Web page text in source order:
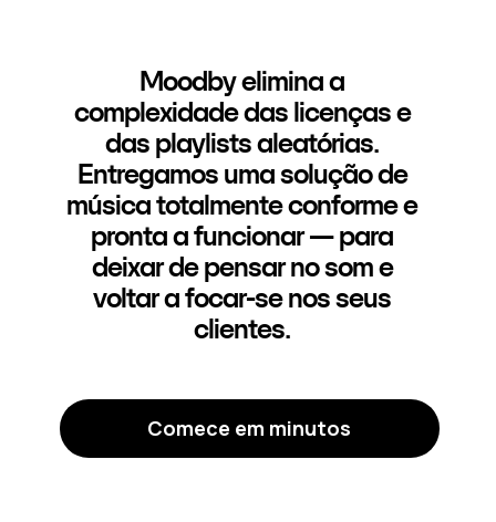
Moodby elimina a
complexidade das licenças e
das playlists aleatórias.
Entregamos uma solução de
música totalmente conforme e
pronta a funcionar — para
deixar de pensar no som e
voltar a focar-se nos seus
clientes.
Comece em minutos